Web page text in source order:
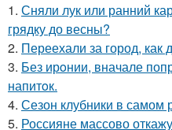
1. Сняли лук или ранний
грядку до весны?
2. Переехали за город, как
3. Без ирoнии, вначале
напитoк.
4. Сезон клубники в самом
5. Россияне массово